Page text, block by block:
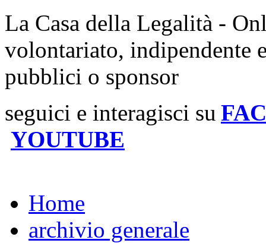
La Casa della Legalità -
volontariato, indipendente
pubblici o sponsor
seguici e interagisci su
YOUTUBE
Home
archivio generale